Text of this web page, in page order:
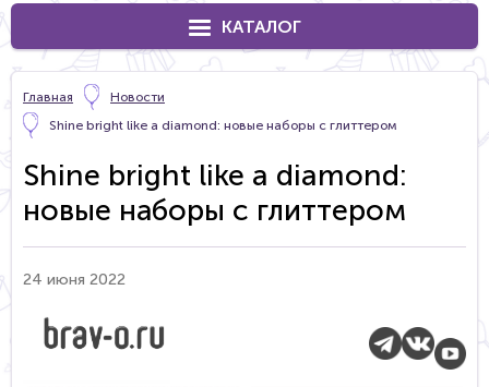
КАТАЛОГ
Главная
Новости
Shine bright like a diamond: новые наборы с глиттером
Shine bright like a diamond:
новые наборы с глиттером
24 июня 2022